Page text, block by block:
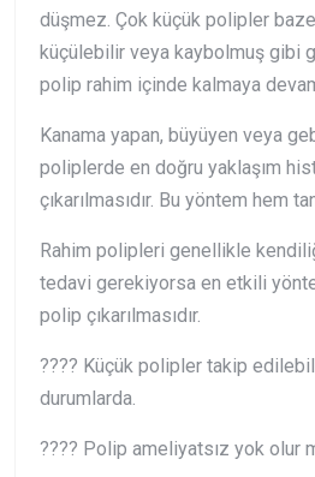
düşmez. Çok küçük polipler
küçülebilir veya kaybolmuş gibi
polip rahim içinde kalmaya
Kanama yapan, büyüyen veya
poliplerde en doğru yaklaşım
çıkarılmasıdır. Bu yöntem hem
Rahim polipleri genellikle
tedavi gerekiyorsa en etkili
polip çıkarılmasıdır.
???? Küçük polipler takip
durumlarda.
???? Polip ameliyatsız yok olur